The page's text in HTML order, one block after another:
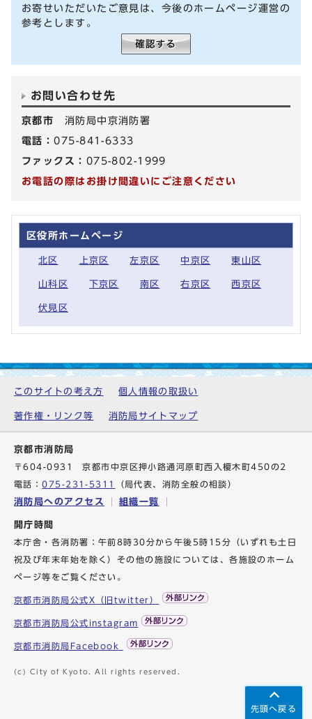
お寄せいただいたご意見は、今後のホームページ運営の
参考とします。
お問い合わせ先
京都市 消防局中京消防署
電話：075-841-6333
ファックス： 075-802-1999
お電話の際はお掛け間違いにご注意ください
区役所ホームページ
北区 上京区 左京区 中京区 東山区
山科区 下京区 南区 右京区 西京区
伏見区
先頭へ戻る
このサイトの考え方 個人情報の取扱い
著作権・リンク等 消防局サイトマップ
京都市消防局
〒604-0931 京都市中京区押小路通河原町西入榎木町450の2
電話：075-231-5311 （局代表、消防全般の相談）
消防局へのアクセス 組織一覧
開庁時間
本庁舎・各消防署：午前8時30分から午後5時15分（いずれも土日
祝及び年末年始を除く）その他の施設については、各施設のホーム
ページ等をご覧ください。
京都市消防局公式X（旧twitter）
京都市消防局公式instagram
京都市消防局Facebook
(c) City of Kyoto. All rights reserved.